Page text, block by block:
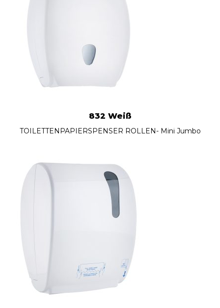
832 Weiß
TOILETTENPAPIERSPENSER ROLLEN- Mini Jumbo